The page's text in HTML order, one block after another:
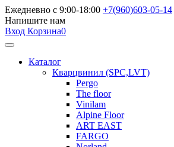
Ежедневно с 9:00-18:00 +7(960)603-05-14
Напишите нам
Вход Корзина0
Каталог
Кварцвинил (SPC,LVT)
Pergo
The floor
Vinilam
Alpine Floor
ART EAST
FARGO